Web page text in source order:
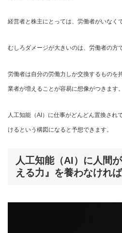
経営者と株主にとっては、労働者がいなく
むしろダメージが大きいのは、労働者の方
労働者は自分の労働力しか交換するものを
業者が増えることが容易に想像がつきます。
人工知能（AI）に仕事がどんどん置換され
けるという構図になると予想できます。
人工知能（AI）に人間
える力』を養わなけれ